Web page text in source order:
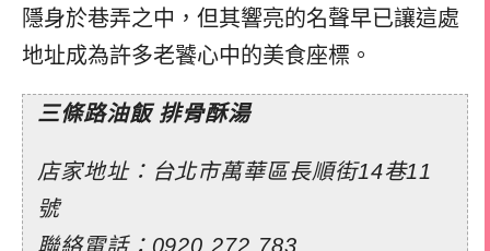
隱身於巷弄之中，但其響亮的名聲早已讓這處
地址成為許多老饕心中的美食座標。
三條路油飯 排骨酥湯
店家地址：台北市萬華區長順街14巷11
號
聯絡電話：0920 272 783